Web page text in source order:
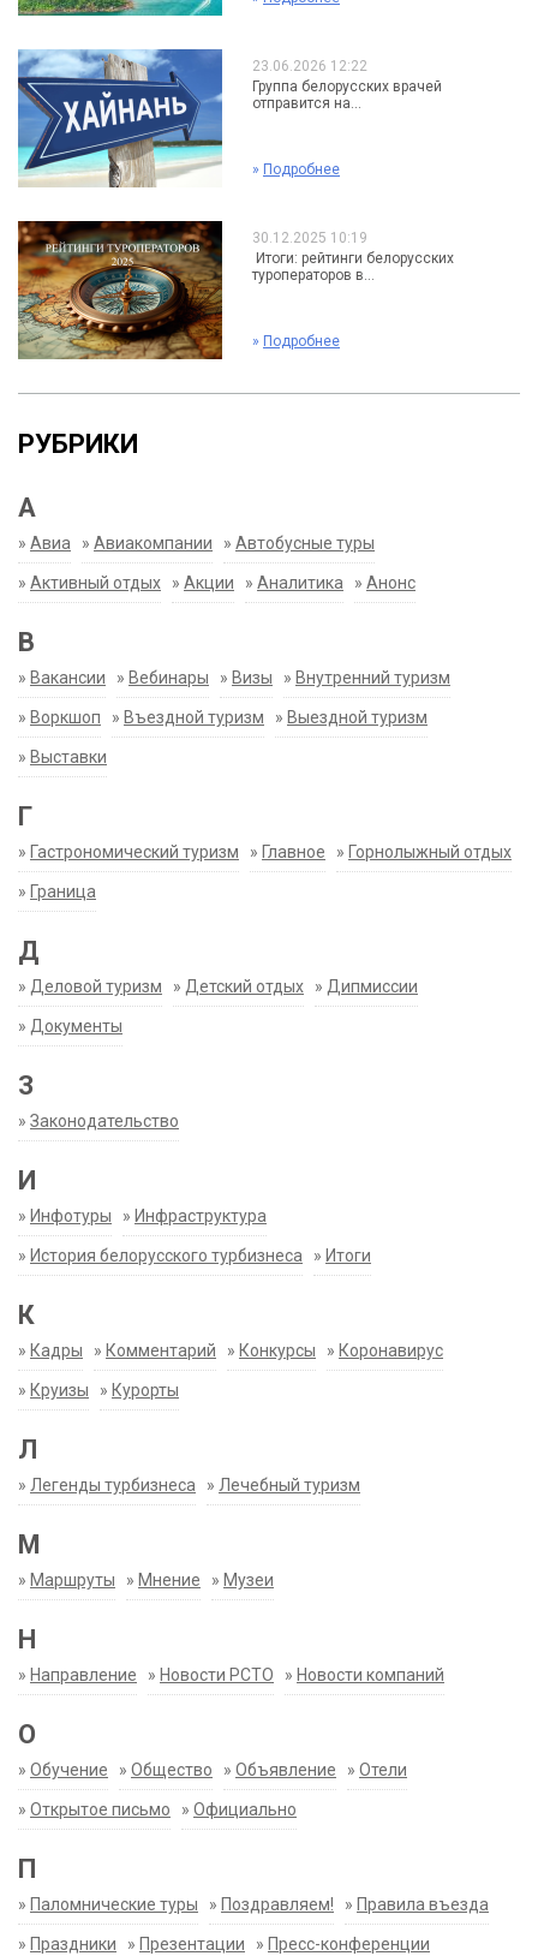
23.06.2026 12:22
Группа белорусских врачей
отправится на...
» Подробнее
30.12.2025 10:19
Итоги: рейтинги белорусских
туроператоров в...
» Подробнее
РУБРИКИ
А
» Авиа » Авиакомпании » Автобусные туры
» Активный отдых » Акции » Аналитика » Анонс
В
» Вакансии » Вебинары » Визы » Внутренний туризм
» Воркшоп » Въездной туризм » Выездной туризм
» Выставки
Г
» Гастрономический туризм » Главное » Горнолыжный отдых
» Граница
Д
» Деловой туризм » Детский отдых » Дипмиссии
» Документы
З
» Законодательство
И
» Инфотуры » Инфраструктура
» История белорусского турбизнеса » Итоги
К
» Кадры » Комментарий » Конкурсы » Коронавирус
» Круизы » Курорты
Л
» Легенды турбизнеса » Лечебный туризм
М
» Маршруты » Мнение » Музеи
Н
» Направление » Новости РСТО » Новости компаний
О
» Обучение » Общество » Объявление » Отели
» Открытое письмо » Официально
П
» Паломнические туры » Поздравляем! » Правила въезда
» Праздники » Презентации » Пресс-конференции